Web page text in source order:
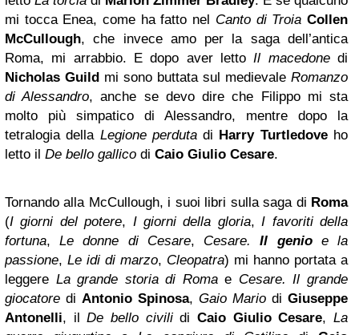
mi tocca Enea, come ha fatto nel Canto di Troia Collen
McCullough, che invece amo per la saga dell’antica
Roma, mi arrabbio. E dopo aver lettoIl macedonedi
Nicholas Guild mi sono buttata sul medievale Romanzo
di Alessandro, anche se devo dire che Filippo mi sta
molto più simpatico di Alessandro, mentre dopo la
tetralogia della Legione perdutadi Harry Turtledoveho
letto il De bello gallico di Caio Giulio Cesare.
Tornando alla McCullough, i suoi libri sulla saga di Roma
(I giorni del potere, I giorni della gloria,I favoriti della
fortuna,Le donne di Cesare, Cesare.Il genioe la
passione, Le idi di marzo, Cleopatra) mi hanno portata a
leggere La grande storia di Romae Cesare. Il grande
giocatore di Antonio Spinosa, Gaio Mario di Giuseppe
Antonelli, ilDe bello civilidiCaio Giulio Cesare,La